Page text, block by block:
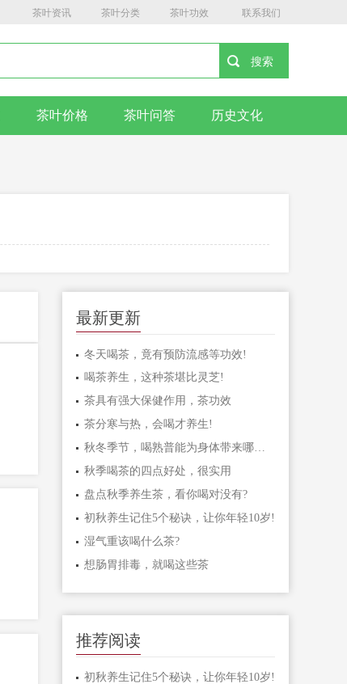
茶叶资讯 茶叶分类 茶叶功效 联系我们
茶叶价格 茶叶问答 历史文化
最新更新
冬天喝茶，竟有预防流感等功效!
喝茶养生，这种茶堪比灵芝!
茶具有强大保健作用，茶功效
茶分寒与热，会喝才养生!
秋冬季节，喝熟普能为身体带来哪些好处?
秋季喝茶的四点好处，很实用
盘点秋季养生茶，看你喝对没有?
初秋养生记住5个秘诀，让你年轻10岁!
湿气重该喝什么茶?
想肠胃排毒，就喝这些茶
推荐阅读
初秋养生记住5个秘诀，让你年轻10岁!